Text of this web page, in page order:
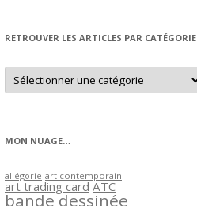
RETROUVER LES ARTICLES PAR CATÉGORIE
Retrouver
les
articles
MON NUAGE…
allégorie art contemporain
art trading card ATC
bande dessinée